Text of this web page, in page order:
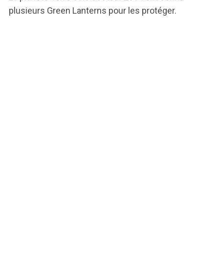
plusieurs Green Lanterns pour les protéger.